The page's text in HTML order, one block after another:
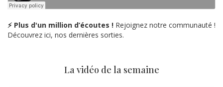
⚡ Plus d'un million d’écoutes ! Rejoignez notre communauté !
Découvrez ici, nos dernières sorties.
La vidéo de la semaine